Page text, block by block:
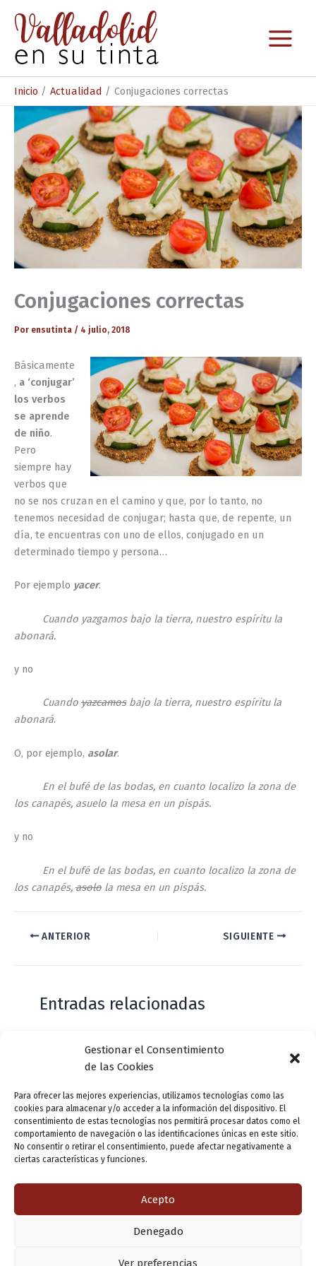
Gestionar el Consentimiento
de las Cookies
Para ofrecer las mejores experiencias, utilizamos tecnologías como las
cookies para almacenar y/o acceder a la información del dispositivo. El
consentimiento de estas tecnologías nos permitirá procesar datos como el
comportamiento de navegación o las identificaciones únicas en este sitio.
No consentir o retirar el consentimiento, puede afectar negativamente a
ciertas características y funciones.
Acepto
Denegado
Ver preferencias
contenido
Inicio Actualidad Conjugaciones correctas
Conjugaciones correctas
Por ensutinta / 4 julio, 2018
Básicamente
, a ‘conjugar’
los verbos
se aprende
de niño.
Pero
siempre hay
verbos que
no se nos cruzan en el camino y que, por lo tanto, no
tenemos necesidad de conjugar; hasta que, de repente, un
día, te encuentras con uno de ellos, conjugado en un
determinado tiempo y persona…
Por ejemplo yacer.
Cuando yazgamos bajo la tierra, nuestro espíritu la
abonará.
y no
Cuando yazcamosbajo la tierra, nuestro espíritu la
abonará.
O, por ejemplo, asolar.
En el bufé de las bodas, en cuanto localizo la zona de
los canapés, asuelo la mesa en un pispás.
y no
En el bufé de las bodas, en cuanto localizo la zona de
los canapés, asolo la mesa en un pispás.
ANTERIOR SIGUIENTE
Entradas relacionadas
Casa de Zorrilla conmemorarán el 168
aniversario del estreno de Don Juan
Tenorio
Deja un comentario /Actualidad/ PorVLLensutinta
¿De dónde “lo de Pucela”?
Actualidad / Por
Copyright © 2026 Valladolid en su titna